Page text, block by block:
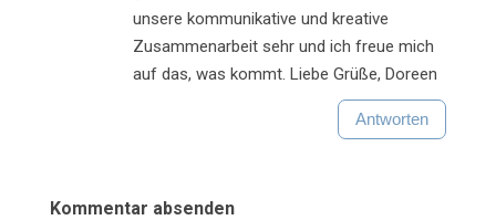
unsere kommunikative und kreative
Zusammenarbeit sehr und ich freue mich
auf das, was kommt. Liebe Grüße, Doreen
Antworten
Kommentar absenden